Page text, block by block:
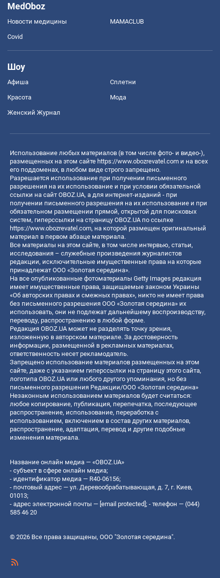
MedOboz
Новости медицины MAMACLUB
Covid
Шоу
Афиша Сплетни
Красота Мода
Женский Журнал
Использование любых материалов (в том числе фото- и видео-),
размещенных на этом сайте https://www.obozrevatel.com и на всех
его поддоменах, в любом виде строго запрещено.
Разрешается использование при получении письменного
разрешения на их использование и при условии обязательной
ссылки на сайт OBOZ.UA, а для интернет-изданий - при
получении письменного разрешения на их использование и при
обязательном размещении прямой, открытой для поисковых
систем, гиперссылки на страницу OBOZ.UA по ссылке
https://www.obozrevatel.com, на которой размещен оригинальный
материал в первом абзаце материала.
Все материалы на этом сайте, в том числе интервью, статьи,
исследования – служебные произведения журналистов
редакции, исключительные имущественные права на которые
принадлежат ООО «Золотая середина».
На все опубликованные фотоматериалы Getty Images редакция
имеет имущественные права, защищаемые законом Украины
«Об авторских правах и смежных правах», никто не имеет права
без письменного разрешения ООО «Золотая середина» их
использовать, они не подлежат дальнейшему воспроизводству,
переводу, распространению в любой форме.
Редакция OBOZ.UA может не разделять точку зрения,
изложенную в авторском материале. За достоверность
информации, размещенной в рекламных материалах,
ответственность несет рекламодатель.
Запрещено использование материалов размещенных на этом
сайте, даже с указанием гиперссылки на страницу этого сайта,
логотипа OBOZ.UA или любого другого упоминания, но без
письменного разрешения Редакции/ООО «Золотая середина»
Незаконным использованием материалов будет считаться:
любое копирование, публикация, перепечатка, последующее
распространение, использование, переработка с
использованием, включением в состав других материалов,
распространение, адаптация, перевод и другие подобные
изменения материала.
Название онлайн медиа — «OBOZ.UA»
- субъект в сфере онлайн медиа;
- идентификатор медиа — R40-06156;
- почтовый адрес — ул. Деревообрабатывающая, д. 7, г. Киев,
01013;
- адрес электронной почты — [email protected]; - телефон — (044)
585 46 20
© 2026 Все права защищены, ООО "Золотая середина".